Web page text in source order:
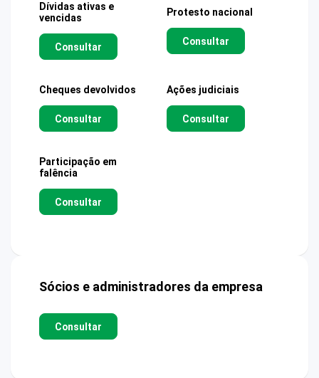
Dívidas ativas e
vencidas
Consultar
Protesto nacional
Consultar
Cheques devolvidos
Consultar
Ações judiciais
Consultar
Participação em
falência
Consultar
Sócios e administradores da empresa
Consultar